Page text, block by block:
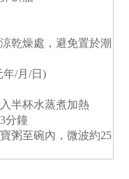
乾燥處，避免置於潮
/月/日)
半杯水蒸煮加熱
分鐘
粥至碗內，微波約25